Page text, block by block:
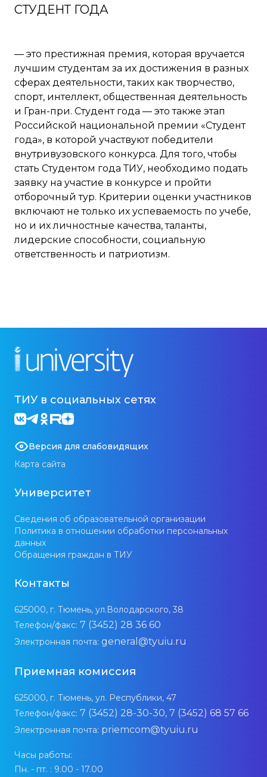
СТУДЕНТ ГОДА
— это престижная премия, которая вручается
лучшим студентам за их достижения в разных
сферах деятельности, таких как творчество,
спорт, интеллект, общественная деятельность
и Гран-при. Студент года — это также этап
Российской национальной премии «Студент
года», в которой участвуют победители
внутривузовского конкурса. Для того, чтобы
стать Студентом года ТИУ, необходимо подать
заявку на участие в конкурсе и пройти
отборочный тур. Критерии оценки участников
включают не только их успеваемость по учебе,
но и их личностные качества, таланты,
лидерские способности, социальную
ответственность и патриотизм.
ТИУ в социальных сетях
Версия для слабовидящих
Карта сайта
Университет
Сведения об образовательной организации
Политика в отношении обработки персональных
данных
Обращения граждан в ТИУ
Контакты
625000, г. Тюмень, ул.Володарского, 38
Телефон/факс: 7 (3452) 28 36 60
Электронная почта: general@tyuiu.ru
Приемная комиссия
625000, г. Тюмень, ул. Республики, 47
Телефон/факс: 7 (3452) 28-30-30, 7 (3452) 68 57 66
Электронная почта: priemcom@tyuiu.ru
Часы работы:
Пн. - пт. : 9.00 - 17.00